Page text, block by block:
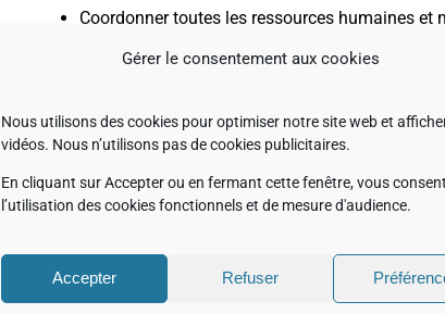
Gérer le consentement aux cookies
Nous utilisons des cookies pour optimiser notre site web et
vidéos. Nous n’utilisons pas de cookies publicitaires.
En cliquant sur Accepter ou en fermant cette fenêtre, vous
l’utilisation des cookies fonctionnels et de mesure d'audience.
Accepter Refuser
Coordonner toutes les ressources humaines
Assurer la prise en main efficiente des